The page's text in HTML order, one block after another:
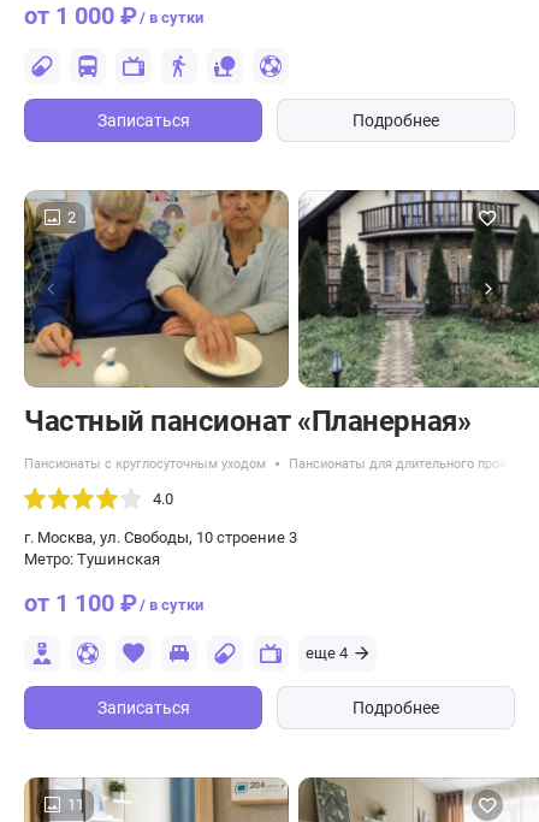
от 1 000 ₽/ в сутки
Записаться Подробнее
2
Частный пансионат «Планерная»
Пансионаты с круглосуточным уходом Пансионаты для длительного
4.0
г. Москва, ул. Свободы, 10 строение 3
Метро: Тушинская
от 1 100 ₽/ в сутки
еще 4
Записаться Подробнее
11